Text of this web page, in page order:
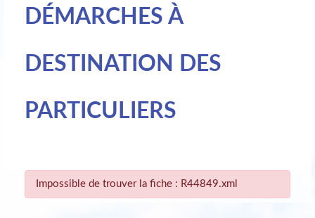
DÉMARCHES À
DESTINATION DES
PARTICULIERS
Impossible de trouver la fiche : R44849.xml